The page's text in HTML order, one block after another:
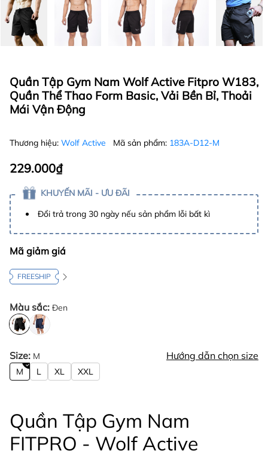
Quần Tập Gym Nam Wolf Active Fitpro W183,
Quần Thể Thao Form Basic, Vải Bền Bỉ, Thoải
Mái Vận Động
Thương hiệu: Wolf Active Mã sản phẩm: 183A-D12-M
229.000₫
KHUYẾN MÃI - ƯU ĐÃI
Đổi trả trong 30 ngày nếu sản phẩm lỗi bất kì
Mã giảm giá
FREESHIP
Màu sắc: Đen
Size: M Hướng dẫn chọn size
M L XL XXL
Quần Tập Gym Nam
FITPRO - Wolf Active